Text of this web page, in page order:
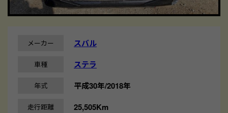
メーカー スバル
車種 ステラ
年式 平成30年/2018年
走行距離 25,505Km